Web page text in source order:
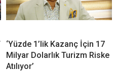
‘Yüzde 1’lik Kazanç İçin 17
Milyar Dolarlık Turizm Riske
Atılıyor’